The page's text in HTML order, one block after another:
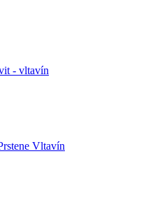
- vltavín
Vltavín